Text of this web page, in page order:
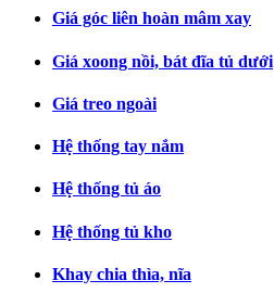
Giá góc liên hoàn mâm xay
Giá xoong nồi, bát đĩa tủ dưới
Giá treo ngoài
Hệ thống tay nắm
Hệ thống tủ áo
Hệ thống tủ kho
Khay chia thìa, nĩa